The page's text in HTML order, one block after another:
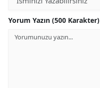
Yorum Yazın (500 Karakter)